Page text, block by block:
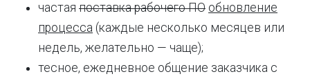
частая поставка рабочего ПО обновление
процесса (каждые несколько месяцев или
недель, желательно — чаще);
тесное, ежедневное общение заказчика с